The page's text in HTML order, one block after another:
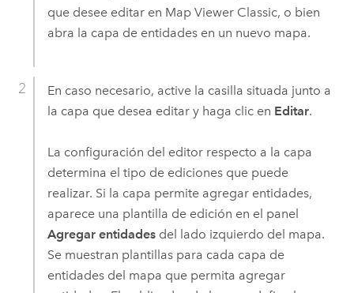
que desee editar en Map Viewer Classic, o bien
abra la capa de entidades en un nuevo mapa.
En caso necesario, active la casilla situada junto a
la capa que desea editar y haga clic en Editar.
La configuración del editor respecto a la capa
determina el tipo de ediciones que puede
realizar. Si la capa permite agregar entidades,
aparece una plantilla de edición en el panel
Agregar entidadesdel lado izquierdo del mapa.
Se muestran plantillas para cada capa de
entidades del mapa que permita agregar